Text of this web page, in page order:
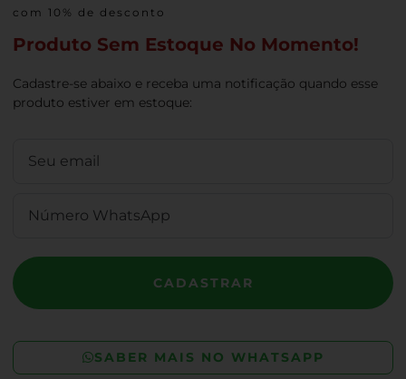
com 10% de desconto
Produto Sem Estoque No Momento!
Cadastre-se abaixo e receba uma notificação quando esse
produto estiver em estoque:
CADASTRAR
SABER MAIS NO WHATSAPP